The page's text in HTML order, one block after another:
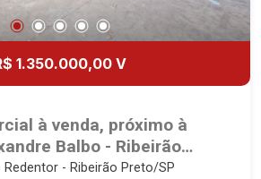
1.350.000,00 V
à venda, próximo à
Balbo - Ribeirão
- Ribeirão Preto/SP